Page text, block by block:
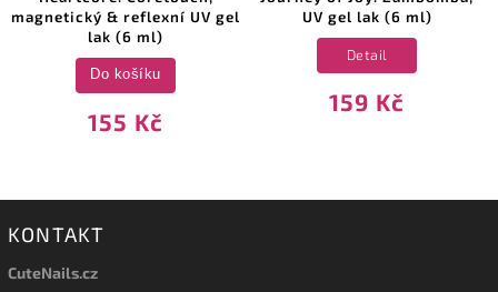
magnetický & reflexní UV gel
lak (6 ml)
155 Kč
Do košíku
UV gel lak (6 ml)
159 Kč
Detail
KONTAKT
CuteNails.cz